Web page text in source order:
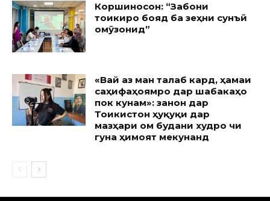
Коршиносон: “Забони
тоҷикиро бояд ба зеҳни сунъӣ
омӯзонид”
«Вай аз ман талаб кард, ҳамаи
саҳифаҳоямро дар шабакаҳо
пок кунам»: занон дар
Тоҷикистон ҳуқуқи дар
мазҳари ом будани худро чи
гуна ҳимоят мекунанд